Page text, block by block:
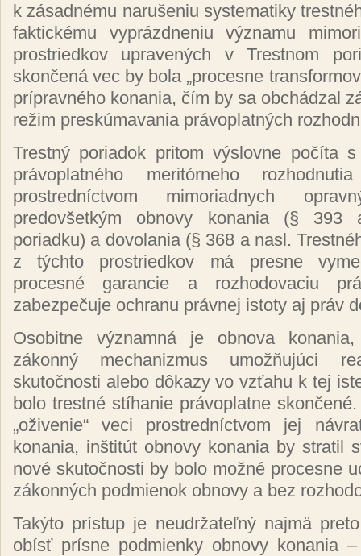
k zásadnému narušeniu systematiky
faktickému vyprázdneniu významu
prostriedkov upravených v Trestnom
skončená vec by bola „procesne
prípravného konania, čím by sa obchádzal
režim preskúmavania právoplatných
Trestný poriadok pritom výslovne počíta
právoplatného meritórneho
prostredníctvom mimoriadnych
predovšetkým obnovy konania (§ 393
poriadku) a dovolania (§ 368 a nasl.
z týchto prostriedkov má presne
procesné garancie a rozhodovaciu
zabezpečuje ochranu právnej istoty aj práv
Osobitne významná je obnova
zákonný mechanizmus umožňujúci
skutočnosti alebo dôkazy vo vzťahu k tej
bolo trestné stíhanie právoplatne
„oživenie“ veci prostredníctvom jej
konania, inštitút obnovy konania by stratil
nové skutočnosti by bolo možné procesne
zákonných podmienok obnovy a bez
Takýto prístup je neudržateľný najmä
obísť prísne podmienky obnovy konania